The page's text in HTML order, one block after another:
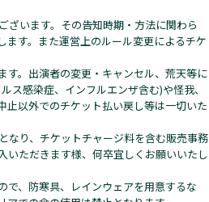
ざいます。その告知時期・方法に関わら
ます。また運営上のルール変更によるチケ
す。出演者の変更・キャンセル、荒天等に
ス感染症、インフルエンザ含む)や怪我、
止以外でのチケット払い戻し等は一切いた
なり、チケットチャージ料を含む販売事務
いただきます様、何卒宜しくお願いいたし
で、防寒具、レインウェアを用意するな